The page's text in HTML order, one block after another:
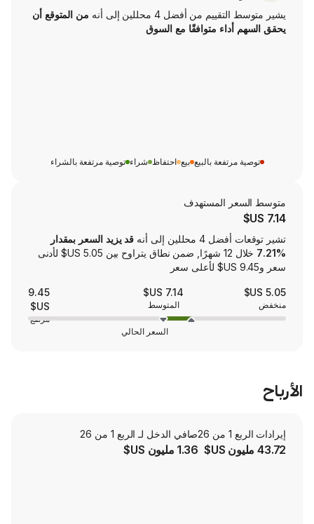
أفضل 4 محللين إلى أنه
من المتوقع أن
متوافقًا مع السوق
بيع احتفاظ شراء توصية مرتفعة بالشراء
المستهدف
قد يزيد السعر بمقدار
خلال 12 شهرًا, ضمن نطاق يتراوح بين ‏5.05 US$ لأدنى
7.14 US$
المتوسط
مرتفع
صافي الدخل لـ الربع 1 من 26
1.36 مليون US$